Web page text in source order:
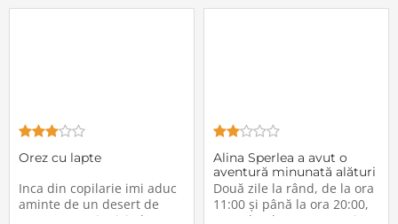
Orez cu lapte
Inca din copilarie imi aduc
aminte de un desert de
care n-o sa uit niciodata,
Alina Sperlea a avut o
aventură minunată alături
de cei mai prețioși mici
exploratori: copiii
Două zile la rând, de la ora
11:00 și până la ora 20:00,
Trenulețul Dotto a pornit